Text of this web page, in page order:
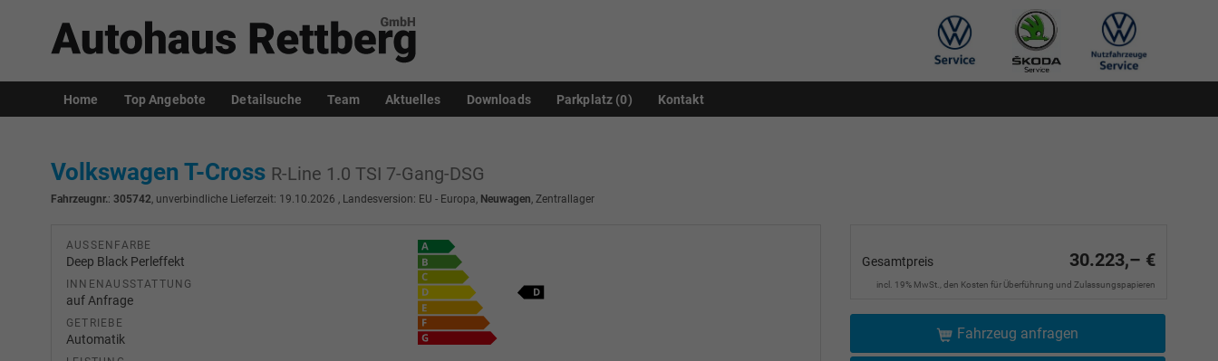
Home Top Angebote Detailsuche Team Aktuelles Downloads Parkplatz (0) Kontakt
Volkswagen T-Cross R-Line 1.0 TSI 7-Gang-DSG
Fahrzeugnr.: 305742, unverbindliche Lieferzeit: 19.10.2026 , Landesversion: EU - Europa, Neuwagen, Zentrallager
Gesamtpreis 30.223,– €
incl. 19% MwSt., den Kosten für Überführung und Zulassungspapieren
Fahrzeug anfragen
AUSSENFARBE
Deep Black Perleffekt
INNENAUSSTATTUNG
auf Anfrage
GETRIEBE
Automatik